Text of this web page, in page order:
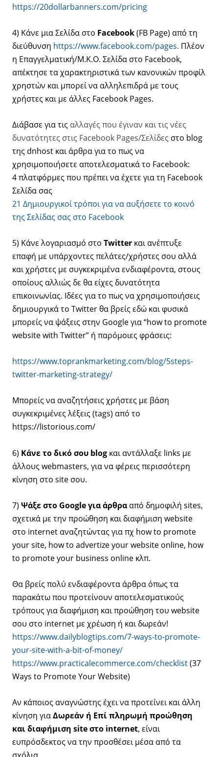
https://20dollarbanners.com/pricing
4) Kάνε μια Σελίδα στο Facebook(FB Page) από τη
διεύθυνση https://www.facebook.com/pages. Πλέον
η Επαγγελματική/Μ.Κ.Ο. Σελίδα στο Facebook,
απέκτησε τα χαρακτηριστικά των κανονικών προφίλ
χρηστών και μπορεί να αλληλεπιδρά με τους
χρήστες και με άλλες Facebook Pages.
Διάβασε για τις αλλαγές που έγιναν και τις νέες
δυνατότητες στις Facebook Pages/Σελίδες στο blog
της dnhost και άρθρα για το πως να
χρησιμοποιήσετε αποτελεσματικά το Facebook:
4 πλατφόρμες που πρέπει να έχετε για τη Facebook
Σελίδα σας
21 Δημιουργικοί τρόποι για να αυξήσετε το κοινό
της Σελίδας σας στο Facebook
5) Kάνε λογαριασμό στο Twitter και ανέπτυξε
επαφή με υπάρχοντες πελάτες/χρήστες σου αλλά
και χρήστες με συγκεκριμένα ενδιαφέροντα, στους
οποίους αλλιώς δε θα είχες δυνατότητα
επικοινωνίας. Ιδέες για το πως να χρησιμοποιήσεις
δημιουργικά το Twitter θα βρείς εδώ και φυσικά
μπορείς να ψάξεις στην Google για “how to promote
website with Twitter” ή παρόμοιες φράσεις:
https://www.toprankmarketing.com/blog/5steps-
twitter-marketing-strategy/
Μπορείς να αναζητήσεις χρήστες με βάση
συγκεκριμένες λέξεις (tags) από το
https://listorious.com/
6) Κάνε το δικό σου blog και αντάλλαξε links με
άλλους webmasters, για να φέρεις περισσότερη
κίνηση στο site σου.
7) Ψάξε στο Google για άρθρα από δημοφιλή sites,
σχετικά με την προώθηση και διαφήμιση website
στο internet αναζητώντας για πχ how to promote
your site, how to advertize your website online, how
to promote your business online κλπ.
Θα βρείς πολύ ενδιαφέροντα άρθρα όπως τα
παρακάτω που προτείνουν αποτελεσματικούς
τρόπους για διαφήμιση και προώθηση του website
σου στο internet με χρέωση ή και δωρεάν!
https://www.dailyblogtips.com/7-ways-to-promote-
your-site-with-a-bit-of-money/
https://www.practicalecommerce.com/checklist(37
Ways to Promote Your Website)
Αν κάποιος αναγνώστης έχει να προτείνει και άλλη
κίνηση γιαΔωρεάν ή Επί πληρωμή προώθηση
και διαφήμιση site στο internet, είναι
ευπρόσδεκτος να την προσθέσει μέσα από τα